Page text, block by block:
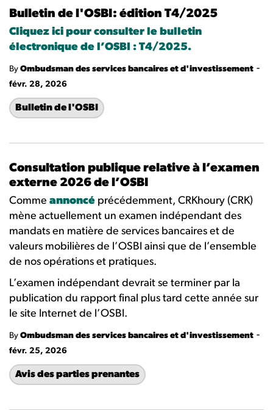
Bulletin de l'OSBI: édition T4/2025
Cliquez ici pour consulter le bulletin
électronique de l’OSBI : T4/2025.
By Ombudsman des services bancaires et d'investissement -
févr. 28, 2026
Bulletin de l'OSBI
Consultation publique relative à l’examen
externe 2026 de l’OSBI
Comme annoncé précédemment, CRKhoury (CRK)
mène actuellement un examen indépendant des
mandats en matière de services bancaires et de
valeurs mobilières de l’OSBI ainsi que de l’ensemble
de nos opérations et pratiques.
L’examen indépendant devrait se terminer par la
publication du rapport final plus tard cette année sur
le site Internet de l’OSBI.
By Ombudsman des services bancaires et d'investissement -
févr. 25, 2026
Avis des parties prenantes